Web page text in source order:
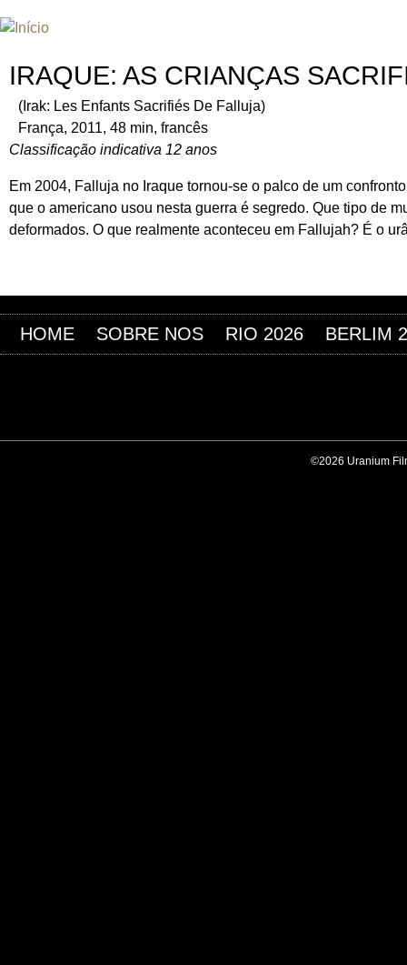
IRAQUE: AS CRIANÇAS
(Irak: Les Enfants Sacrifiés De Falluja)
França, 2011, 48 min, francês
Classificação indicativa 12 anos
Em 2004, Falluja no Iraque tornou-se o palco de um
que o americano usou nesta guerra é segredo. Que tipo de
deformados. O que realmente aconteceu em Fallujah? É o
HOME SOBRE NOS RIO 2026 BERLIM
©2026 Uranium